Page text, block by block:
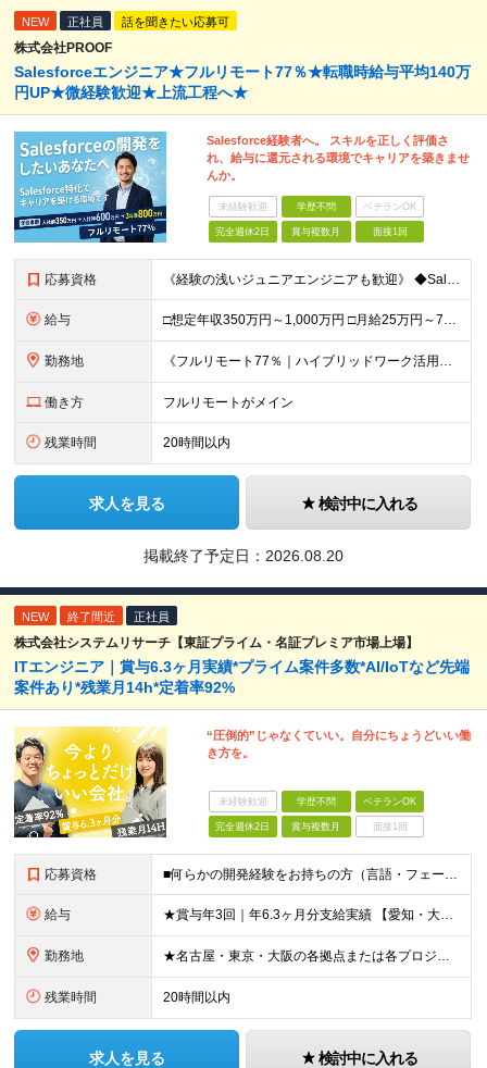
NEW 正社員 話を聞きたい応募可
株式会社PROOF
Salesforceエンジニア★フルリモート77％★転職時給与平均140万
円UP★微経験歓迎★上流工程へ★
Salesforce経験者へ。 スキルを正しく評価さ
れ、給与に還元される環境でキャリアを築きませ
んか。
未経験歓迎 学歴不問 ベテランOK
完全週休2日 賞与複数月 面接1回
応募資格 《経験の浅いジュニアエンジニアも歓迎》 ◆Salesforceによる開発の実務経験（実務経験1年以上） ◆学歴不問 ▽歓迎要件 ※必須ではありません ・PM経験のある方、Apex／LWCの開発経験が
給与 □想定年収350万円～1,000万円 □月給25万円～75万円＋単価連動のインセンティブ＋賞与（年2回） ※月給にはみなし残業代（月20時間分／33,186円～）を含みます。超過分は全額支給 ▽試用
勤務地 《フルリモート77％｜ハイブリッドワーク活用中》 東京都23区・大阪府を中心とした各プロジェクト先となります 《本社》高知県高知市本町2-4-30-905 (変更の範囲)上記を除く当社関連勤務地
働き方 フルリモートがメイン
残業時間 20時間以内
求人を見る 検討中に入れる
掲載終了予定日： 2026.08.20
NEW 終了間近 正社員
株式会社システムリサーチ【東証プライム・名証プレミア市場上場】
ITエンジニア｜賞与6.3ヶ月実績*プライム案件多数*AI/IoTなど先端
案件あり*残業月14h*定着率92%
“圧倒的”じゃなくていい。自分にちょうどいい働
き方を。
未経験歓迎 学歴不問 ベテランOK
完全週休2日 賞与複数月 面接1回
応募資格 ■何らかの開発経験をお持ちの方（言語・フェーズ不問） ■学歴不問 ☆「運用保守経験しかない」「PMやPLに挑戦したいけど機会がない…」そんな方もOK！当社で経験を積んでいただけます！ ＼このような方
給与 ★賞与年3回｜年6.3ヶ月分支給実績 【愛知・大阪】 月給25.5万円～35万円＋各種手当＋賞与年2回＋業績賞与 ※上記には一律の地域手当2.5万円を含みます 【東京】 月給27万円～35万円＋各
勤務地 ★名古屋・東京・大阪の各拠点または各プロジェクト先での勤務となります （愛知、岐阜、東京、埼玉、千葉、神奈川、大阪、兵庫、京都など） ★U・Iターン歓迎！原則転勤なし ★リモートワーク対応案件もあり
残業時間 20時間以内
求人を見る 検討中に入れる